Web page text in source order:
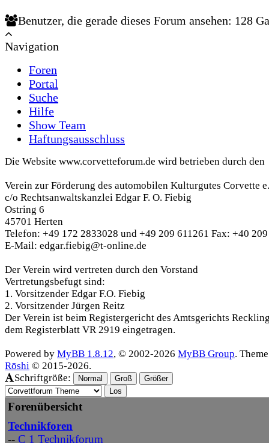
Benutzer, die gerade dieses Forum ansehen: 128
Navigation
Foren
Portal
Suche
Hilfe
Show Team
Haftungsausschluss
Die Website www.corvetteforum.de wird betrieben durch den
Verein zur Förderung des automobilen Kulturgutes Corvette
c/o Rechtsanwaltskanzlei Edgar F. O. Fiebig
Ostring 6
45701 Herten
Telefon: +49 172 2833028 und +49 209 611261 Fax: +40
E-Mail: edgar.fiebig@t-online.de
Der Verein wird vertreten durch den Vorstand
Vertretungsbefugt sind:
1. Vorsitzender Edgar F.O. Fiebig
2. Vorsitzender Jürgen Reitz
Der Verein ist beim Registergericht des Amtsgerichts
dem Registerblatt VR 2919 eingetragen.
Powered by MyBB 1.8.12, © 2002-2026 MyBB Group.
Rōshi © 2015-2026.
Schriftgröße:
Normal Groß Größer
Forenübersicht
Technikforen
-- C 1 Technikforum